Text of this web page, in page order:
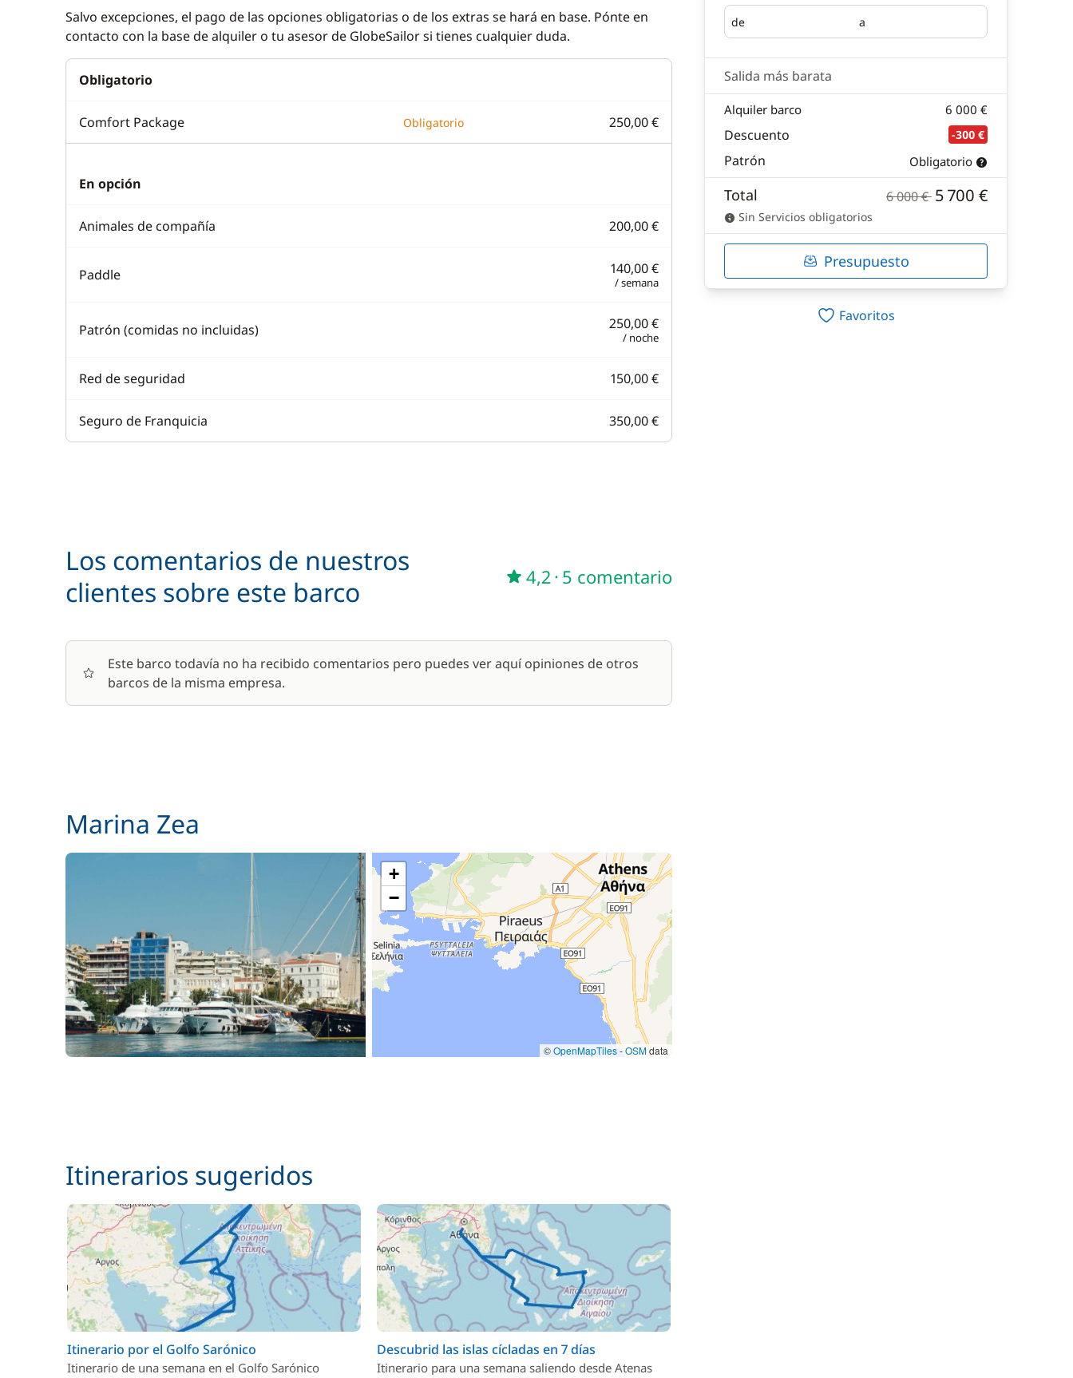
Salvo excepciones, el pago de las opciones obligatorias o de los extras se hará en base. Pónte en
contacto con la base de alquiler o tu asesor de GlobeSailor si tienes cualquier duda.
Obligatorio
Comfort Package Obligatorio 250,00 €
En opción
Animales de compañía 200,00 €
Paddle 140,00 €
/ semana
Patrón (comidas no incluidas) 250,00 €
/ noche
Red de seguridad 150,00 €
Seguro de Franquicia 350,00 €
Los comentarios de nuestros
clientes sobre este barco
4,2· 5 comentario
Este barco todavía no ha recibido comentarios pero puedes ver aquí opiniones de otros
barcos de la misma empresa.
Marina Zea
+
−
©OpenMapTiles-OSMdata
Itinerarios sugeridos
Itinerario por el Golfo Sarónico
Itinerario de una semana en el Golfo Sarónico
Descubrid las islas cícladas en 7 días
Itinerario para una semana saliendo desde Atenas
de
Salida a
Regreso
Salida más barata
Alquiler barco 6 000 €
Descuento -300 €
Patrón Obligatorio
Total 6 000 € 5 700 €
Sin Servicios obligatorios
Presupuesto
Favoritos